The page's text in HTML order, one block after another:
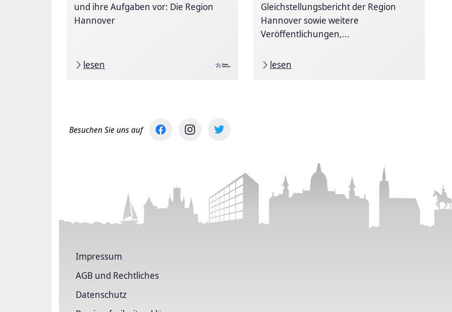
und ihre Aufgaben vor: Die Region
Hannover
lesen
Gleichstellungsbericht der Region
Hannover sowie weitere
Veröffentlichungen,...
lesen
Besuchen Sie uns auf
Impressum
AGB und Rechtliches
Datenschutz